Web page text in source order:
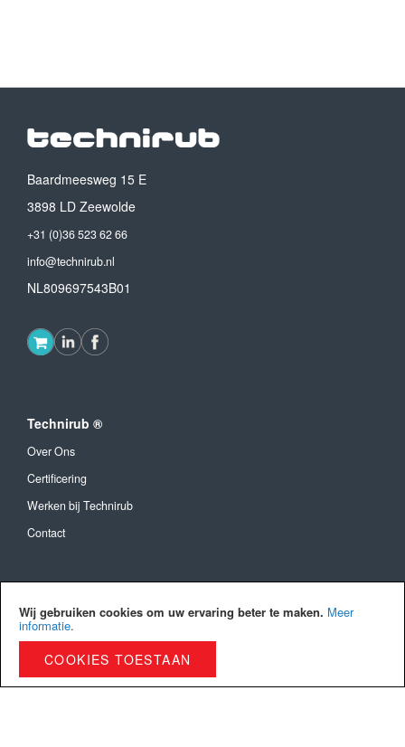
Wij gebruiken cookies om uw ervaring beter te maken. Meer
informatie.
COOKIES TOESTAAN
Baardmeesweg 15 E
3898 LD Zeewolde
+31 (0)36 523 62 66
info@technirub.nl
NL809697543B01
Technirub ®
Over Ons
Certificering
Werken bij Technirub
Contact
Algemene Voorwaarden
Betaalmethoden